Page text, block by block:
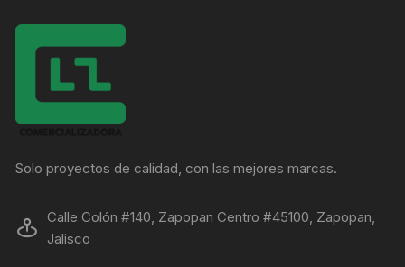
Solo proyectos de calidad, con las mejores marcas.
Calle Colón #140, Zapopan Centro #45100, Zapopan,
Jalisco